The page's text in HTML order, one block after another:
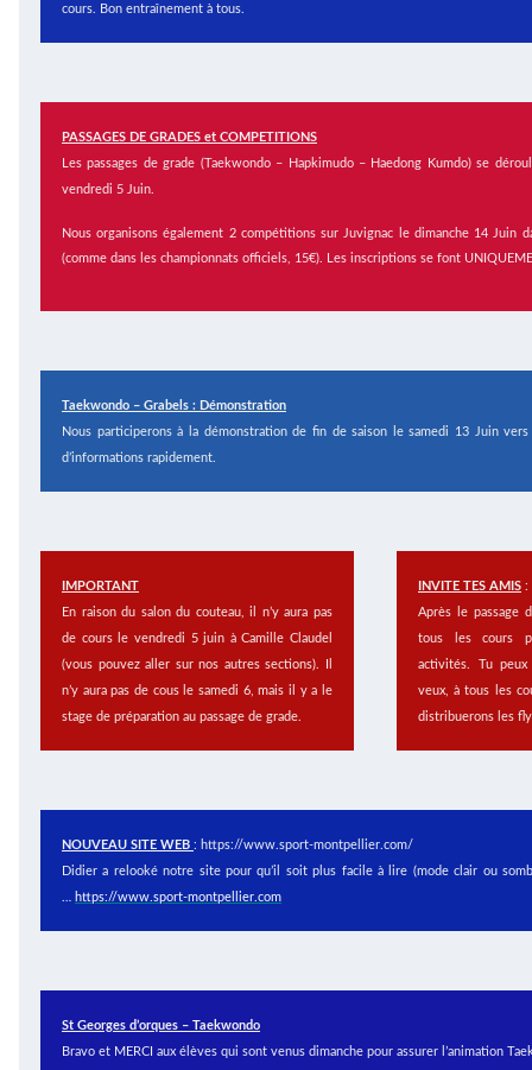
cours. Bon entraînement à tous.
PASSAGES DE GRADES et COMPETITIONS
Les passages de grade (Taekwondo – Hapkimudo – Haedong Kumdo) se
vendredi 5 Juin.
Nous organisons également 2 compétitions sur Juvignac le dimanche 14
(comme dans les championnats officiels, 15€). Les inscriptions se font
Taekwondo – Grabels : Démonstration
Nous participerons à la démonstration de fin de saison le samedi 13 Juin
d’informations rapidement.
IMPORTANT
En raison du salon du couteau, il n’y aura pas
de cours le vendredi 5 juin à Camille Claudel
(vous pouvez aller sur nos autres sections). Il
n’y aura pas de cous le samedi 6, mais il y a le
stage de préparation au passage de grade.
INVITE TES AMIS :
Après le passage
tous les cours
activités. Tu
veux, à tous les
distribuerons les
NOUVEAU SITE WEB : https://www.sport-montpellier.com/
Didier a relooké notre site pour qu’il soit plus facile à lire (mode clair ou
https://www.sport-montpellier.com
St Georges d’orques – Taekwondo
Bravo et MERCI aux élèves qui sont venus dimanche pour assurer l’animation